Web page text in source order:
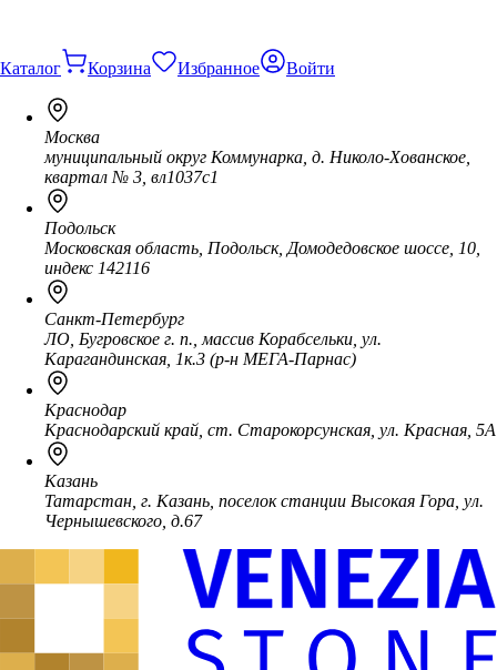
Каталог Корзина Избранное Войти
Москва
муниципальный округ Коммунарка, д. Николо-Хованское,
квартал № 3, вл1037с1
Подольск
Московская область, Подольск, Домодедовское шоссе, 10,
индекс 142116
Санкт-Петербург
ЛО, Бугровское г. п., массив Корабсельки, ул.
Карагандинская, 1к.3 (р-н МЕГА-Парнас)
Краснодар
Краснодарский край, ст. Старокорсунская, ул. Красная, 5А
Казань
Татарстан, г. Казань, поселок станции Высокая Гора, ул.
Чернышевского, д.67